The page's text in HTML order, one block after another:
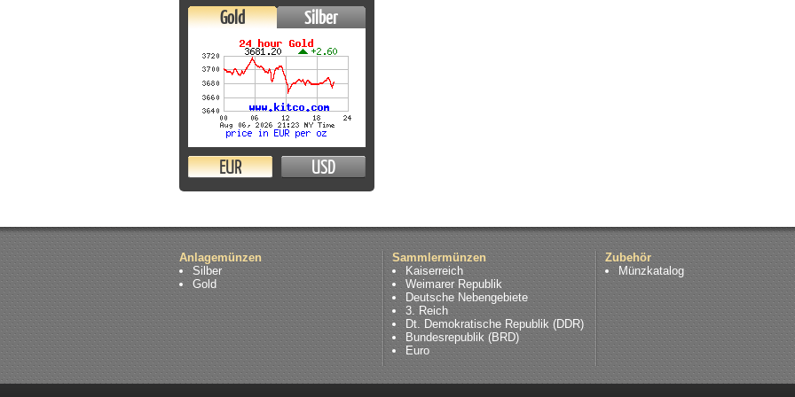
Gold Silber
EUR USD
Anlagemünzen
Silber
Gold
Sammlermünzen
Kaiserreich
Weimarer Republik
Deutsche Nebengebiete
3. Reich
Dt. Demokratische Republik (DDR)
Bundesrepublik (BRD)
Euro
Zubehör
Münzkatalog